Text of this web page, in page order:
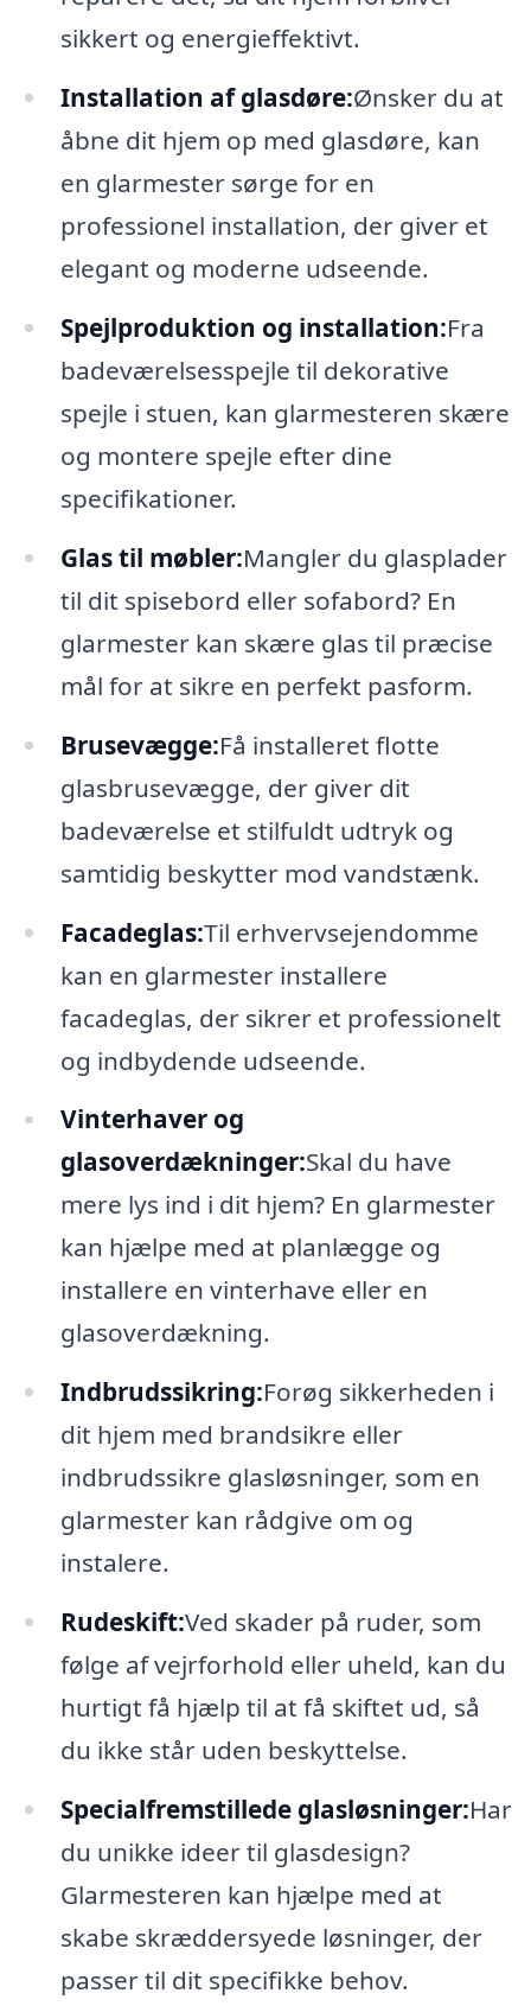
sikkert og energieffektivt.
Installation af glasdøre:Ønsker du at
åbne dit hjem op med glasdøre, kan
en glarmester sørge for en
professionel installation, der giver et
elegant og moderne udseende.
Spejlproduktion og installation:Fra
badeværelsesspejle til dekorative
spejle i stuen, kan glarmesteren skære
og montere spejle efter dine
specifikationer.
Glas til møbler:Mangler du glasplader
til dit spisebord eller sofabord? En
glarmester kan skære glas til præcise
mål for at sikre en perfekt pasform.
Brusevægge:Få installeret flotte
glasbrusevægge, der giver dit
badeværelse et stilfuldt udtryk og
samtidig beskytter mod vandstænk.
Facadeglas:Til erhvervsejendomme
kan en glarmester installere
facadeglas, der sikrer et professionelt
og indbydende udseende.
Vinterhaver og
glasoverdækninger:Skal du have
mere lys ind i dit hjem? En glarmester
kan hjælpe med at planlægge og
installere en vinterhave eller en
glasoverdækning.
Indbrudssikring:Forøg sikkerheden i
dit hjem med brandsikre eller
indbrudssikre glasløsninger, som en
glarmester kan rådgive om og
instalere.
Rudeskift:Ved skader på ruder, som
følge af vejrforhold eller uheld, kan du
hurtigt få hjælp til at få skiftet ud, så
du ikke står uden beskyttelse.
Specialfremstillede glasløsninger:Har
du unikke ideer til glasdesign?
Glarmesteren kan hjælpe med at
skabe skræddersyede løsninger, der
passer til dit specifikke behov.